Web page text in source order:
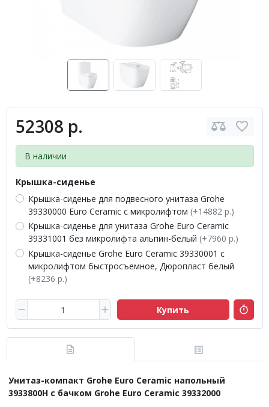
52308 р.
В наличии
Крышка-сиденье
Крышка-сиденье для подвесного унитаза Grohe
39330000 Euro Ceramic с микролифтом (+14882 р.)
Крышка-сиденье для унитаза Grohe Euro Ceramic
39331001 без микролифта альпин-белый (+7960 р.)
Крышка-сиденье Grohe Euro Ceramic 39330001 с
микролифтом быстросъемное, Дюропласт белый
(+8236 р.)
Купить
Унитаз-компакт Grohe Euro Ceramic напольный
3933800H с бачком Grohe Euro Ceramic 39332000